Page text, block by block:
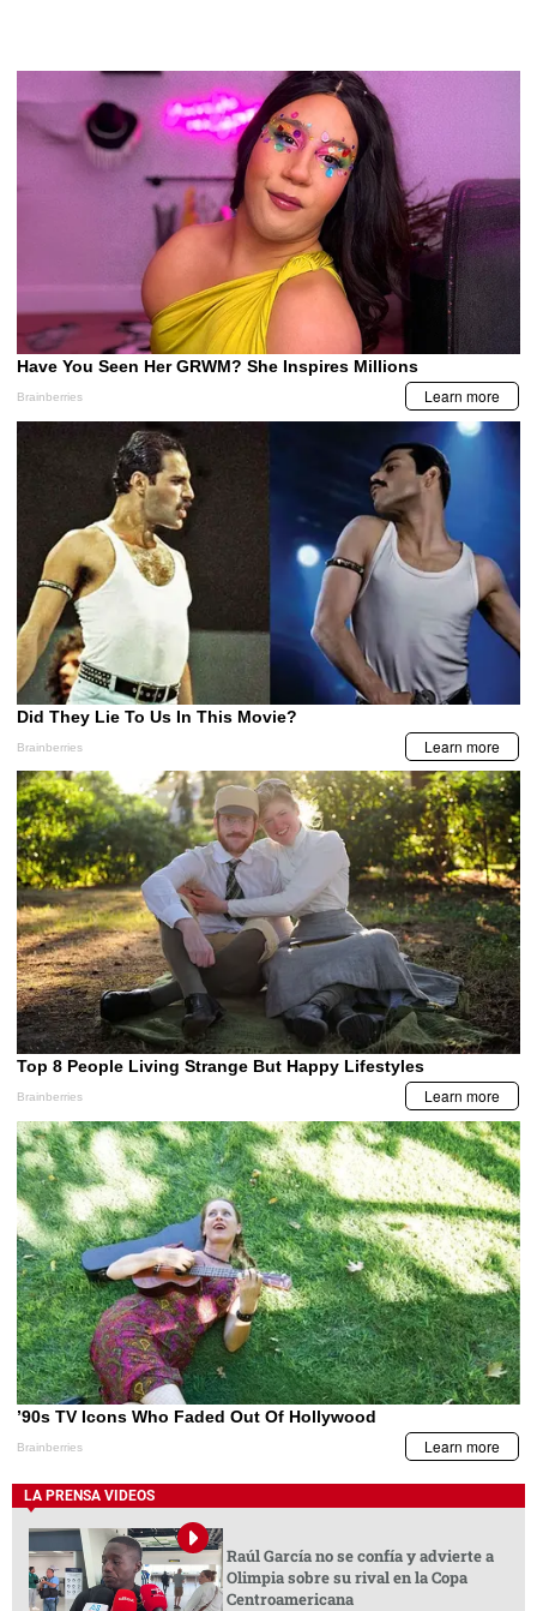
LA PRENSA VIDEOS
Raúl García no se confía y advierte a
Olimpia sobre su rival en la Copa
Centroamericana